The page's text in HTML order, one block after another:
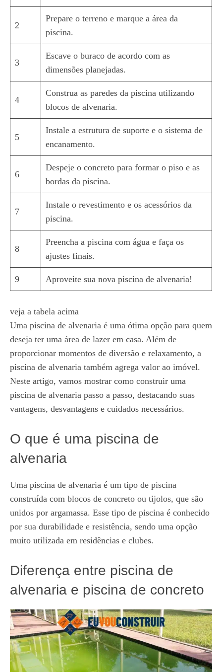
2
Prepare o terreno e marque a área da
piscina.
3
Escave o buraco de acordo com as
dimensões planejadas.
4
Construa as paredes da piscina utilizando
blocos de alvenaria.
5
Instale a estrutura de suporte e o sistema de
encanamento.
6
Despeje o concreto para formar o piso e as
bordas da piscina.
7
Instale o revestimento e os acessórios da
piscina.
8
Preencha a piscina com água e faça os
ajustes finais.
9 Aproveite sua nova piscina de alvenaria!
veja a tabela acima
Uma piscina de alvenaria é uma ótima opção para quem
deseja ter uma área de lazer em casa. Além de
proporcionar momentos de diversão e relaxamento, a
piscina de alvenaria também agrega valor ao imóvel.
Neste artigo, vamos mostrar como construir uma
piscina de alvenaria passo a passo, destacando suas
vantagens, desvantagens e cuidados necessários.
O que é uma piscina de
alvenaria
Uma piscina de alvenaria é um tipo de piscina
construída com blocos de concreto ou tijolos, que são
unidos por argamassa. Esse tipo de piscina é conhecido
por sua durabilidade e resistência, sendo uma opção
muito utilizada em residências e clubes.
Diferença entre piscina de
alvenaria e piscina de concreto